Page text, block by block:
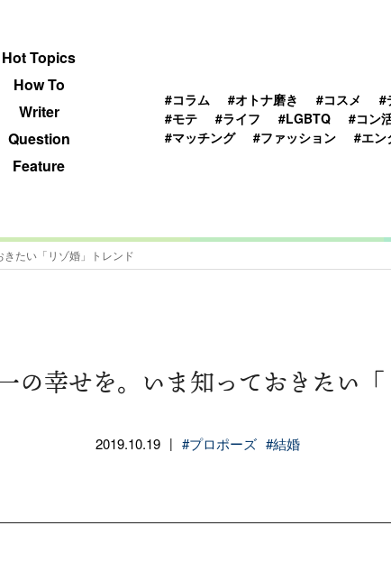
Hot Topics
How To
Writer
Question
Feature
#コラム #オトナ磨き #コスメ #
#モテ
#ライフ #LGBTQ #コン
#マッチング
#ファッション #エン
たい「リゾ婚」トレンド
の幸せを。いま知っておきたい
2019.10.19 | #プロポーズ #結婚